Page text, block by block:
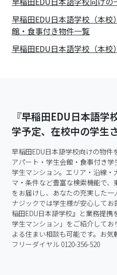
早稲田EDU日本語学校（本
館・食事付き物件一覧
早稲田EDU日本語学校（本
『早稲田EDU日本語学
学予定、在校中の学生
早稲田EDU日本語学校向けの物件
アパート・学生会館・食事付き
学生マンション。エリア・沿線・
マ・条件など豊富な検索機能で
をお届けし、あなたの充実した一
ナジックでは学生様が安心して
稲田EDU日本語学校』と業務提携
学生マンション」をご紹介して
よる住まい相談も可能です。お
フリーダイヤル 0120-356-520